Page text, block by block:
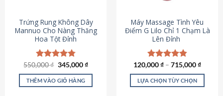
Trứng Rung Không Dây
Mannuo Cho Nàng Thăng
Hoa Tột Đỉnh
Được xếp
hạng4.81
5 sao
550,000₫ Giá
là:
550,000 ₫.
345,000₫Giá
tại
THÊM VÀO GIỎ HÀNG
Máy Massage Tình Yêu
Điểm G Lilo Chỉ 1 Chạm Là
Lên Đỉnh
Được xếp
hạng4.85
5 sao
120,000₫ – 715,000₫
LỰA CHỌN TÙY CHỌN